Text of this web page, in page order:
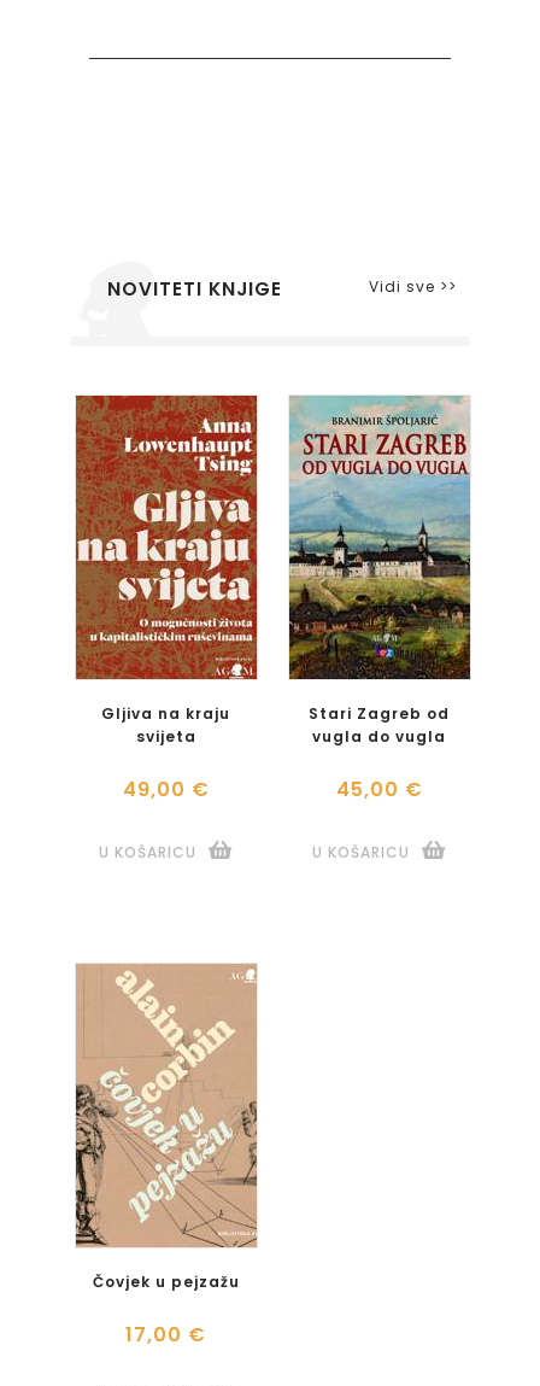
NOVITETI KNJIGE Vidi sve >>
Gljiva na kraju
svijeta
49,00 €
U KOŠARICU
Stari Zagreb od
vugla do vugla
45,00 €
U KOŠARICU
Čovjek u pejzažu
17,00 €